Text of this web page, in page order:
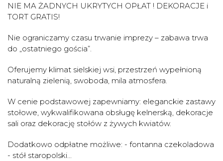
NIE MA ŻADNYCH UKRYTYCH OPŁAT ! DEKORACJE i
TORT GRATIS!
Nie ograniczamy czasu trwanie imprezy – zabawa trwa
do „ostatniego gościa”.
Oferujemy klimat sielskiej wsi, przestrzeń wypełnioną
naturalną zielenią, swoboda, mila atmosfera.
W cenie podstawowej zapewniamy: eleganckie zastawy
stołowe, wykwalifikowana obsługę kelnerską, dekoracje
sali oraz dekorację stołów z żywych kwiatów.
Dodatkowo odpłatne możliwe: - fontanna czekoladowa
- stół staropolski...